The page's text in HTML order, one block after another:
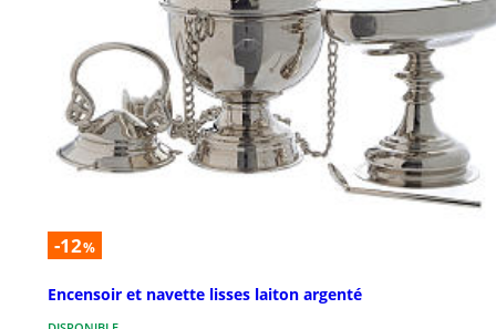
-12%
Encensoir et navette lisses laiton argenté